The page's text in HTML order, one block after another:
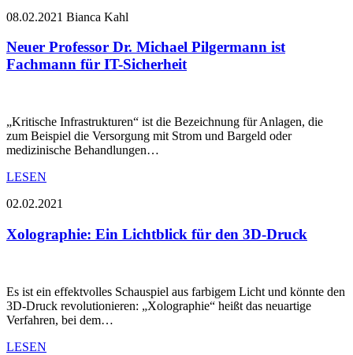
08.02.2021 Bianca Kahl
Neuer Professor Dr. Michael Pilgermann ist
Fachmann für IT-Sicherheit
„Kritische Infrastrukturen“ ist die Bezeichnung für Anlagen, die
zum Beispiel die Versorgung mit Strom und Bargeld oder
medizinische Behandlungen…
LESEN
02.02.2021
Xolographie: Ein Lichtblick für den 3D-Druck
Es ist ein effektvolles Schauspiel aus farbigem Licht und könnte den
3D-Druck revolutionieren: „Xolographie“ heißt das neuartige
Verfahren, bei dem…
LESEN